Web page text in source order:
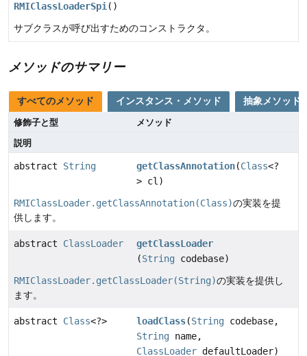
RMIClassLoaderSpi()
サブクラスが呼び出すためのコンストラクタ。
メソッドのサマリー
すべてのメソッド インスタンス・メソッド 抽象メソッド
修飾子と型
メソッド
説明
abstract String getClassAnnotation(Class<?
> cl)
RMIClassLoader.getClassAnnotation(Class)の実装を提
供します。
abstract ClassLoader
getClassLoader
(String codebase)
RMIClassLoader.getClassLoader(String)の実装を提供し
ます。
abstract Class<?> loadClass(String codebase,
String name,
ClassLoader defaultLoader)